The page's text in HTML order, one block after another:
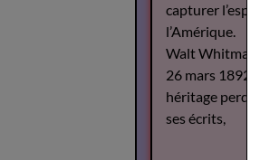
capturer l’esprit
l’Amérique.
Walt Whitman
26 mars 1892,
héritage
ses écrits,